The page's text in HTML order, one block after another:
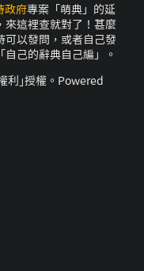
政府專案「萌典」的延
這裡查就對了！甚麼
以發問，或者自己發
己的辭典自己編」。
利｣授權。Powered